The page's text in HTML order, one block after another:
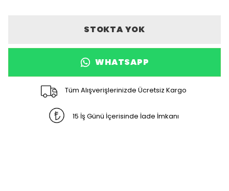
STOKTA YOK
WHATSAPP
Tüm Alışverişlerinizde Ücretsiz Kargo
15 İş Günü İçerisinde İade İmkanı